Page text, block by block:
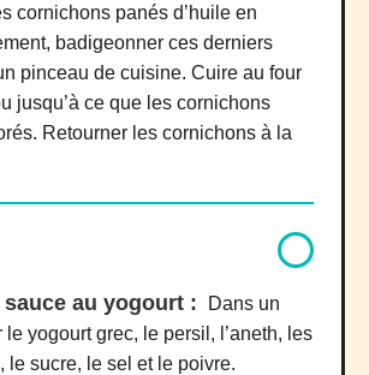
cornichons panés d’huile en
badigeonner ces derniers
pinceau de cuisine. Cuire au four
jusqu’à ce que les cornichons
Retourner les cornichons à la
sauce au yogourt :
Dans un
le yogourt grec, le persil, l’aneth, les
le sucre, le sel et le poivre.